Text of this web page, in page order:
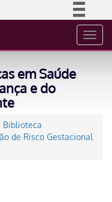
à informação
em Saúde
e do
Biblioteca
de Risco Gestacional